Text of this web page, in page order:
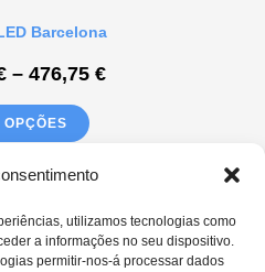
utilizamos tecnologias como
a informações no seu dispositivo.
permitir-nos-á processar dados
Barcelona
– 476,75 €
OPÇÕES
– 282,90€